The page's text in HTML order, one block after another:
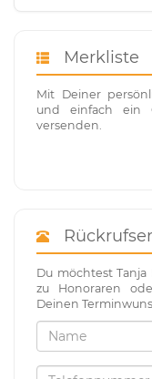
Merkliste
Mit Deiner
und einfach ein
versenden.
Du möchtest
zu Honoraren
Deinen